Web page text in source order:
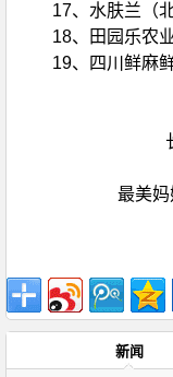
17、水肤兰（
18、田园乐农
19、四川鲜麻
最美
新闻